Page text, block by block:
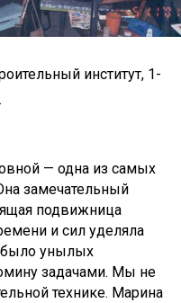
институт, 1-
— одна из самых
замечательный
подвижница
и сил уделяла
было унылых
задачами. Мы не
технике. Марина